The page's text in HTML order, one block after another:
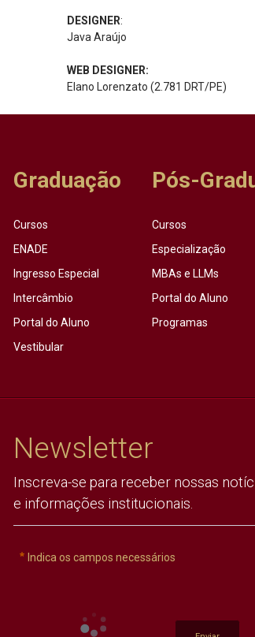
DESIGNER:
Java Araújo
WEB DESIGNER:
Elano Lorenzato (2.781 DRT/PE)
Graduação
Cursos
ENADE
Ingresso Especial
Intercâmbio
Portal do Aluno
Vestibular
Pós-
Cursos
Especialização
MBAs e LLMs
Portal do Aluno
Programas
Newsletter
Inscreva-se para receber nossas
e informações institucionais.
Indica os campos necessários